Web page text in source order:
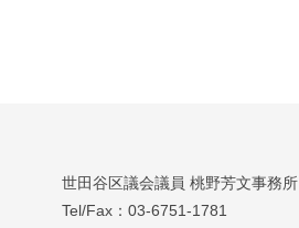
世田谷区議会議員 桃野芳文事務所
Tel/Fax：03‐6751‐1781